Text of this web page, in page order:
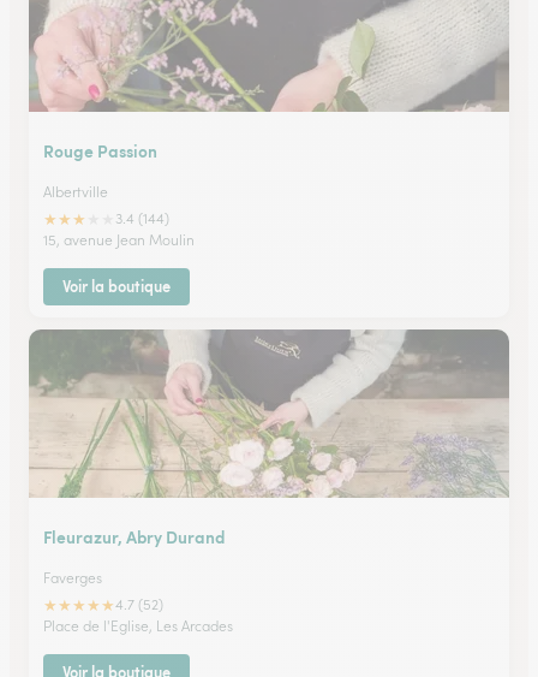
Rouge Passion
Albertville
★★★
3.4 (144)
15, avenue Jean Moulin
Voir la boutique
Fleurazur, Abry Durand
Faverges
★★★★★4.7 (52)
Place de l'Eglise, Les Arcades
Voir la boutique